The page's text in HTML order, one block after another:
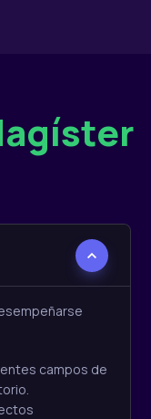
campos de